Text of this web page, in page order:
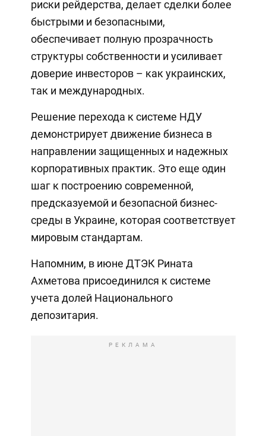
риски рейдерства, делает сделки более
быстрыми и безопасными,
обеспечивает полную прозрачность
структуры собственности и усиливает
доверие инвесторов – как украинских,
так и международных.
Решение перехода к системе НДУ
демонстрирует движение бизнеса в
направлении защищенных и надежных
корпоративных практик. Это еще один
шаг к построению современной,
предсказуемой и безопасной бизнес-
среды в Украине, которая соответствует
мировым стандартам.
Напомним, в июне ДТЭК Рината
Ахметова присоединился к системе
учета долей Национального
депозитария.
РЕКЛАМА